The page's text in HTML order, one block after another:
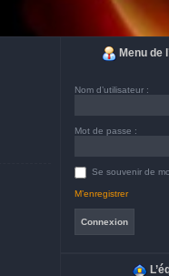
Menu de
Nom d’utilisateur :
Mot de passe :
Se souvenir de
M’enregistrer